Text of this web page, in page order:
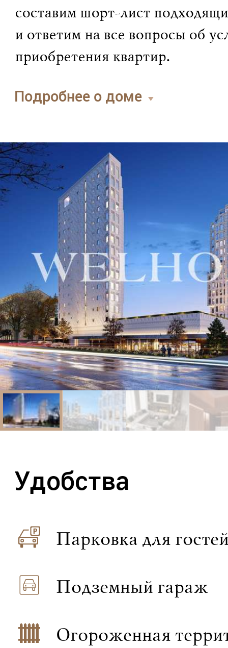
составим шорт-лист
и ответим на все вопросы об
приобретения квартир.
Подробнее о доме
Удобства
Парковка для гостей
Подземный гараж
Огороженная